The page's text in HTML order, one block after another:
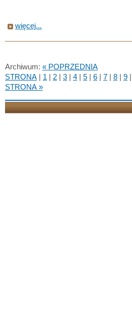
więcej...
Archiwum: « POPRZEDNIA
STRONA | 1 | 2 | 3 | 4 | 5 | 6 | 7 | 8 | 9 |
STRONA »